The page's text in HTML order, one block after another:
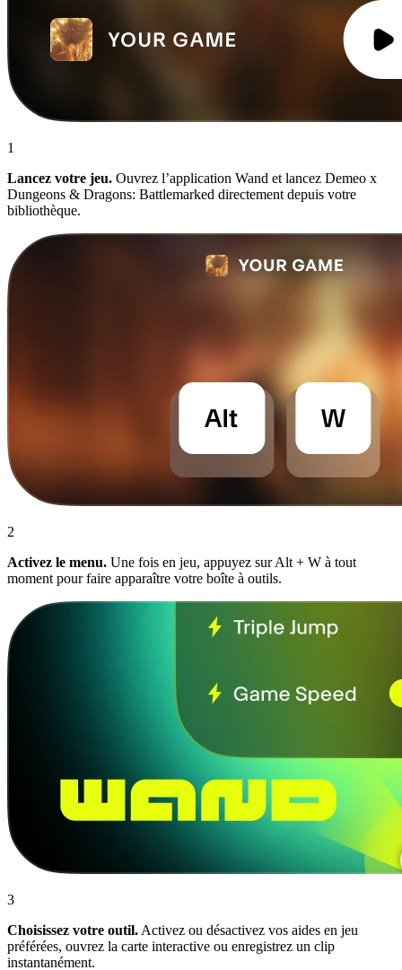
1
Lancez votre jeu. Ouvrez l’application Wand et lancez Demeo x
Dungeons & Dragons: Battlemarked directement depuis votre
bibliothèque.
2
Activez le menu. Une fois en jeu, appuyez sur Alt + W à tout
moment pour faire apparaître votre boîte à outils.
3
Choisissez votre outil. Activez ou désactivez vos aides en jeu
préférées, ouvrez la carte interactive ou enregistrez un clip
instantanément.